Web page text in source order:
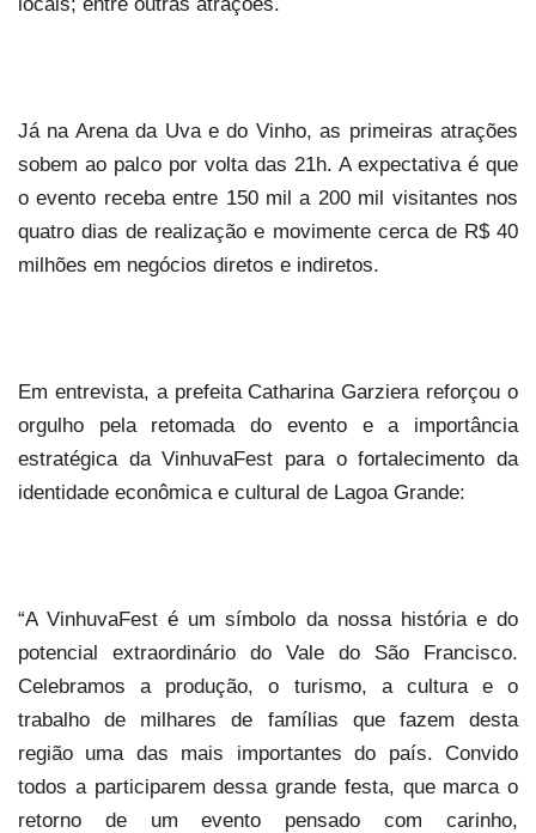
Já na Arena da Uva e do Vinho, as primeiras atrações
sobem ao palco por volta das 21h. A expectativa é que
o evento receba entre 150 mil a 200 mil visitantes nos
quatro dias de realização e movimente cerca de R$ 40
milhões em negócios diretos e indiretos.
Em entrevista, a prefeita Catharina Garziera reforçou o
orgulho pela retomada do evento e a importância
estratégica da VinhuvaFest para o fortalecimento da
identidade econômica e cultural de Lagoa Grande:
“A VinhuvaFest é um símbolo da nossa história e do
potencial extraordinário do Vale do São Francisco.
Celebramos a produção, o turismo, a cultura e o
trabalho de milhares de famílias que fazem desta
região uma das mais importantes do país. Convido
todos a participarem dessa grande festa, que marca o
retorno de um evento pensado com carinho,